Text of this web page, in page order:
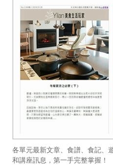
各單元最新文章、食譜、食記、
和講座訊息，第一手完整掌握！